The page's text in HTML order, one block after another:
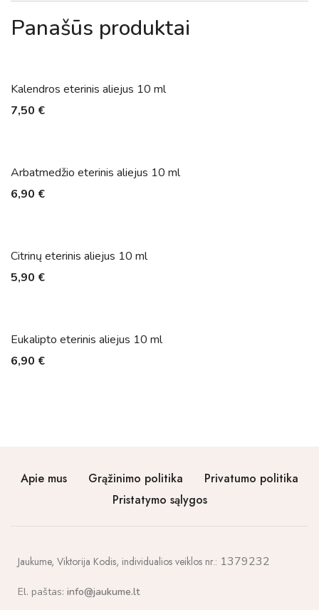
Panašūs produktai
Kalendros eterinis aliejus 10 ml
7,50 €
Arbatmedžio eterinis aliejus 10 ml
6,90 €
Citrinų eterinis aliejus 10 ml
5,90 €
Eukalipto eterinis aliejus 10 ml
6,90 €
Apie mus Grąžinimo politika
Privatumo politika
Pristatymo sąlygos
Jaukume, Viktorija Kodis, individualios veiklos nr.: 1379232
El. paštas: info@jaukume.lt